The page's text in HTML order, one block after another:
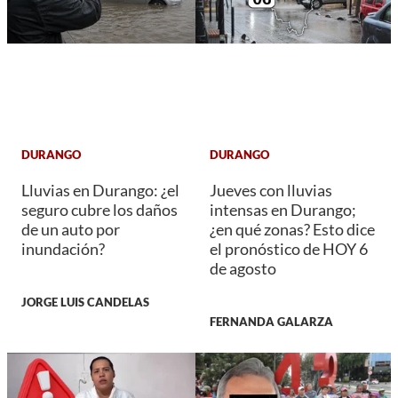
DURANGO
Lluvias en Durango: ¿el
seguro cubre los daños
de un auto por
inundación?
JORGE LUIS CANDELAS
DURANGO
Jueves con lluvias
intensas en Durango;
¿en qué zonas? Esto dice
el pronóstico de HOY 6
de agosto
FERNANDA GALARZA